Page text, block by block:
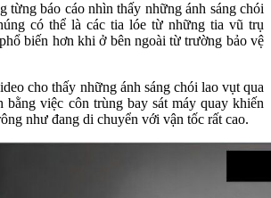
từng báo cáo nhìn thấy những ánh sáng chói
có thể là các tia lóe từ những tia vũ trụ
biến hơn khi ở bên ngoài từ trường bảo vệ
cho thấy những ánh sáng chói lao vụt qua
bằng việc côn trùng bay sát máy quay khiến
như đang di chuyển với vận tốc rất cao.